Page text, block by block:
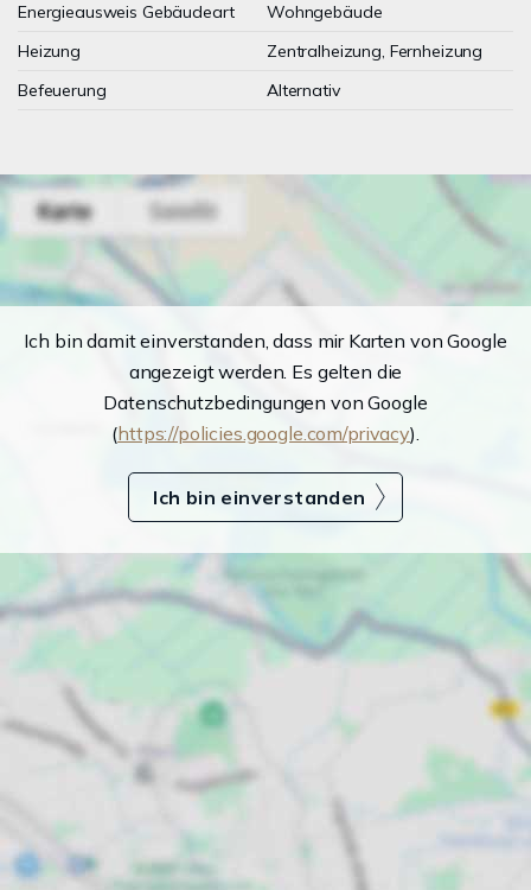
Energieausweis Gebäudeart
Wohngebäude
Heizung
Zentralheizung, Fernheizung
Befeuerung
Alternativ
Ich bin damit einverstanden, dass mir Karten von Google
angezeigt werden. Es gelten die
Datenschutzbedingungen von Google
(https://policies.google.com/privacy).
Ich bin einverstanden